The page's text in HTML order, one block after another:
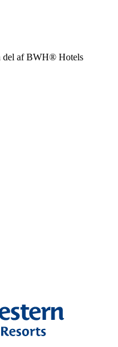
af BWH® Hotels